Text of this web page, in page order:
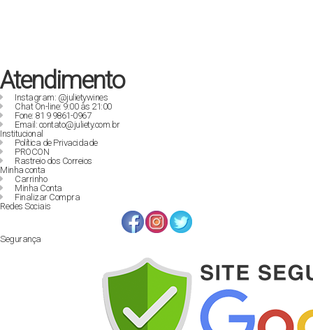
Atendimento
Instagram: @julietywines
Chat On-line: 9:00 às 21:00
Fone: 81 9 9861-0967
Email: contato@juliety.com.br
Institucional
Política de Privacidade
PROCON
Rastreio dos Correios
Minha conta
Carrinho
Minha Conta
Finalizar Compra
Redes Sociais
Segurança